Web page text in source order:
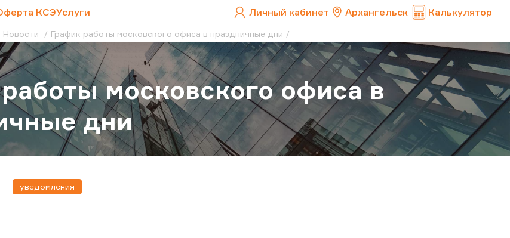
КСЭУслуги Личный кабинет Архангельск Калькулятор
Новости График работы московского офиса в праздничные дни
московского офиса в
дни
уведомления